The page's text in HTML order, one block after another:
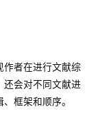
作者在进行文献综
还会对不同文献进
框架和顺序。